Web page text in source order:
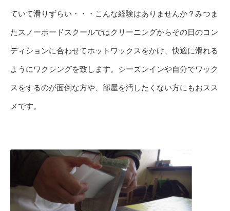
ていて滑りずらい・・・こんな経験はありませんか？みつま
たスノーボードスクールではクリーニングからその日のコン
ディションに合わせてホットワックスをかけ、快適に滑れる
ようにワクシングを致します。シーズンインや自分でワック
スをするのが面倒な方や、部屋を汚したくない方にもおスス
メです。